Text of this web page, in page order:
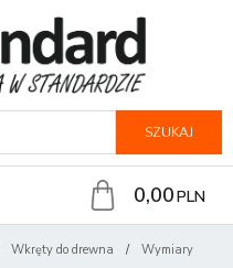
SZUKAJ
0,00PLN
Wkręty do drewna /
Wymiary